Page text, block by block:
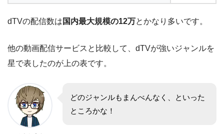
dTVの配信数は 国内最大規模の12万とかなり多いです。
他の動画配信サービスと比較して、dTVが強いジャンルを
星で表したのが上の表です。
どのジャンルもまんべんなく、といった
ところかな！